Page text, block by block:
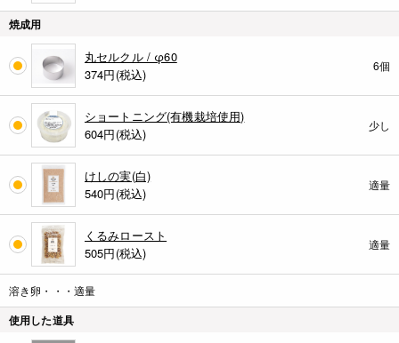
焼成用
丸セルクル / φ60
374円(税込)
6個
ショートニング(有機栽培使用)
604円(税込)
少し
けしの実(白)
540円(税込)
適量
くるみロースト
505円(税込)
適量
溶き卵・・・適量
使用した道具